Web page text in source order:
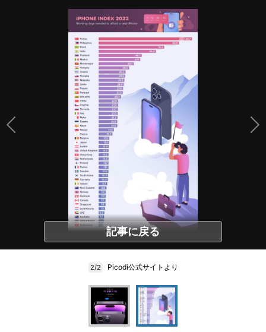
記事に戻る
2/2 Picodi公式サイトより